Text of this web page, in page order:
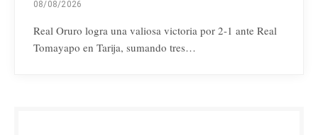
08/08/2026
Real Oruro logra una valiosa victoria por 2-1 ante Real
Tomayapo en Tarija, sumando tres…